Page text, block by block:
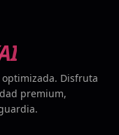
Disfruta
premium,